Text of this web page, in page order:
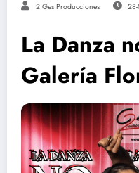
2 Ges Producciones
La Danza
Galería